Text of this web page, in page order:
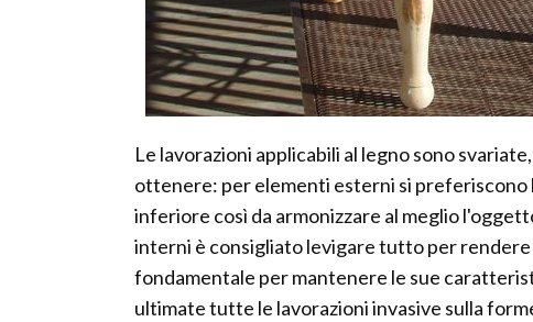
Le lavorazioni applicabili al legno sono
ottenere: per elementi esterni si preferiscono
inferiore così da armonizzare al meglio
interni è consigliato levigare tutto per
fondamentale per mantenere le sue
ultimate tutte le lavorazioni invasive sulla